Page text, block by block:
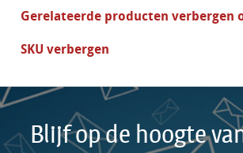
Gerelateerde producten verbergen
SKU verbergen
Blijf op de hoogte